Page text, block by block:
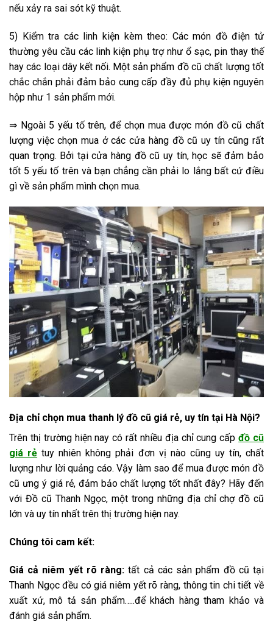
nếu xảy ra sai sót kỹ thuật.
5) Kiểm tra các linh kiện kèm theo: Các món đồ điện tử
thường yêu cầu các linh kiện phụ trợ như ổ sạc, pin thay thế
hay các loại dây kết nối. Một sản phẩm đồ cũ chất lượng tốt
chắc chắn phải đảm bảo cung cấp đầy đủ phụ kiện nguyên
hộp như 1 sản phẩm mới.
⇒ Ngoài 5 yếu tố trên, để chọn mua được món đồ cũ chất
lượng việc chọn mua ở các cửa hàng đồ cũ uy tín cũng rất
quan trọng. Bởi tại cửa hàng đồ cũ uy tín, học sẽ đảm bảo
tốt 5 yếu tố trên và bạn chẳng cần phải lo lắng bất cứ điều
gì về sản phẩm mình chọn mua.
Địa chỉ chọn mua thanh lý đồ cũ giá rẻ, uy tín tại Hà Nội?
Trên thị trường hiện nay có rất nhiều địa chỉ cung cấpđồ cũ
giá rẻ tuy nhiên không phải đơn vị nào cũng uy tín, chất
lượng như lời quảng cáo. Vậy làm sao để mua được món đồ
cũ ưng ý giá rẻ, đảm bảo chất lượng tốt nhất đây? Hãy đến
với Đồ cũ Thanh Ngọc, một trong những địa chỉ chợ đồ cũ
lớn và uy tín nhất trên thị trường hiện nay.
Chúng tôi cam kết:
Giá cả niêm yết rõ ràng: tất cả các sản phẩm đồ cũ tại
Thanh Ngọc đều có giá niêm yết rõ ràng, thông tin chi tiết về
xuất xứ, mô tả sản phẩm…..để khách hàng tham khảo và
đánh giá sản phẩm.